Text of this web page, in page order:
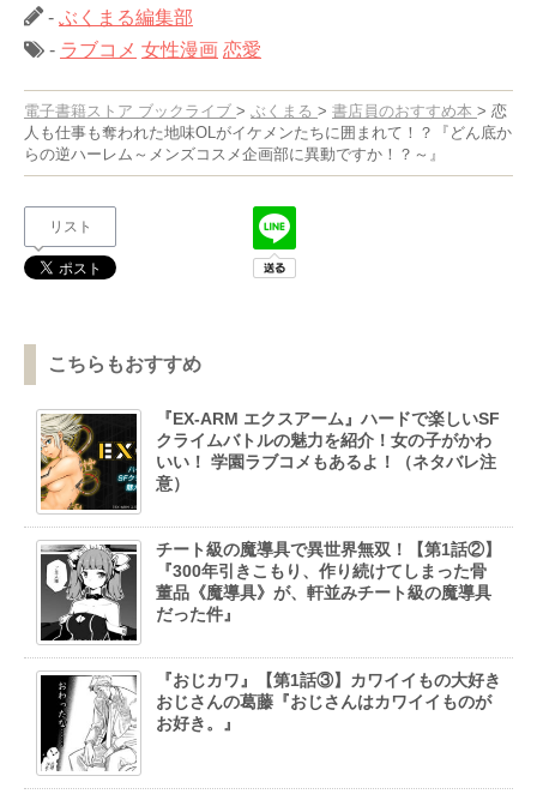
- ぶくまる編集部
- ラブコメ 女性漫画 恋愛
電子書籍ストア ブックライブ > ぶくまる > 書店員のおすすめ本 > 恋
人も仕事も奪われた地味OLがイケメンたちに囲まれて！？『どん底か
らの逆ハーレム～メンズコスメ企画部に異動ですか！？～』
リスト
こちらもおすすめ
『EX-ARM エクスアーム』ハードで楽しいSF
クライムバトルの魅力を紹介！女の子がかわ
いい！ 学園ラブコメもあるよ！（ネタバレ注
意）
チート級の魔導具で異世界無双！【第1話②】
『300年引きこもり、作り続けてしまった骨
董品《魔導具》が、軒並みチート級の魔導具
だった件』
『おじカワ』【第1話③】カワイイもの大好き
おじさんの葛藤『おじさんはカワイイものが
お好き。』